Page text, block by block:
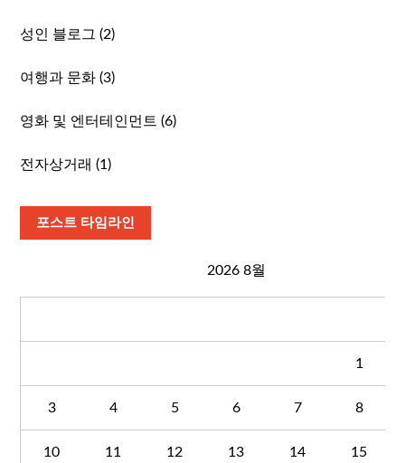
성인 블로그 (2)
여행과 문화 (3)
영화 및 엔터테인먼트 (6)
전자상거래 (1)
포스트 타임라인
2026 8월
1
3 4 5 6 7 8
10 11 12 13 14 15